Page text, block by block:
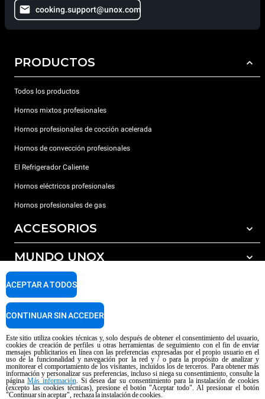
cooking.support@unox.com
PRODUCTOS
Todos los productos
Hornos mixtos profesionales
Hornos profesionales de cocción acelerada
Hornos de convección profesionales
El Refrigerador Caliente
Hornos eléctricos profesionales
Hornos profesionales de gas
ACCESORIOS
Todos los accesorios
Detergentes para lavado automático
Detergentes para lavado manual
Tratamiento de agua con filtros de resina
MUNDO UNOX
Nuestras sedes en el mundo
SOPORTE
Garantía Unox
Centros de servicio técnico
Copyright 2026 UNOX SpA Todos los derechos reservados. Reg. Imp. Padova
n ° 04230750285 - REA Padova 372835 - Cap. Soc. 5.000.000 € iv - P.IVA /
CF 04230750285 - IT WEEE Reg. No. IT08020000000377
Aviso sobre el contenido generado por IA Privacy policy Cookie policy
Este sitio utiliza cookies técnicas y, solo después de obtener el consentimiento del usuario,
cookies de creación de perfiles u otras herramientas de seguimiento con el fin de enviar
mensajes publicitarios en línea con las preferencias expresadas por el propio usuario en el
uso de la funcionalidad y navegación por la red y / o para la propósito de analizar y
monitorear el comportamiento de los visitantes, incluidos los de terceros. Para obtener más
información y personalizar sus preferencias, incluso si niega su consentimiento, consulte la
página Más información. Si desea dar su consentimiento para la instalación de cookies
(excepto las cookies técnicas), presione el botón "Aceptar todo". Al presionar el botón
"Continuar sin aceptar", rechaza la instalación de cookies.
ACEPTAR A TODOS
CONTINUAR SIN ACCEDER